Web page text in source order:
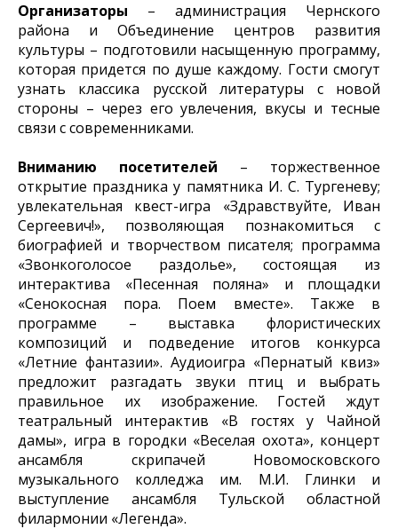
Организаторы – администрация Чернского
района и Объединение центров развития
культуры – подготовили насыщенную программу,
которая придется по душе каждому. Гости смогут
узнать классика русской литературы с новой
стороны – через его увлечения, вкусы и тесные
связи с современниками.
Вниманию посетителей – торжественное
открытие праздника у памятника И. С. Тургеневу;
увлекательная квест-игра «Здравствуйте, Иван
Сергеевич!», позволяющая познакомиться с
биографией и творчеством писателя; программа
«Звонкоголосое раздолье», состоящая из
интерактива «Песенная поляна» и площадки
«Сенокосная пора. Поем вместе». Также в
программе – выставка флористических
композиций и подведение итогов конкурса
«Летние фантазии». Аудиоигра «Пернатый квиз»
предложит разгадать звуки птиц и выбрать
правильное их изображение. Гостей ждут
театральный интерактив «В гостях у Чайной
дамы», игра в городки «Веселая охота», концерт
ансамбля скрипачей Новомосковского
музыкального колледжа им. М.И. Глинки и
выступление ансамбля Тульской областной
филармонии «Легенда».